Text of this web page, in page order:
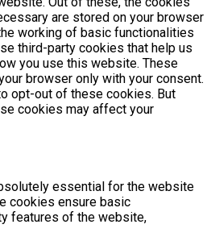
are stored on your browser
working of basic functionalities
third-party cookies that help us
you use this website. These
browser only with your consent.
opt-out of these cookies. But
cookies may affect your
essential for the website
cookies ensure basic
features of the website,